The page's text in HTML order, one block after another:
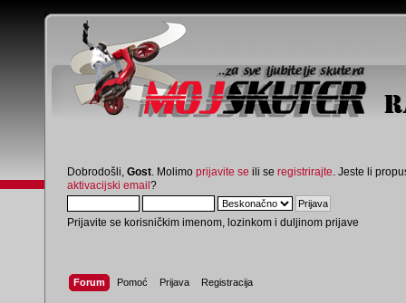
Dobrodošli, Gost . Molimo prijavite se ili se registrirajte . Jeste li
aktivacijski email?
Prijavite se korisničkim imenom, lozinkom i duljinom prijave
Forum Pomoć Prijava Registracija